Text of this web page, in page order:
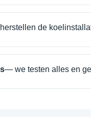
de
— we testen alles en